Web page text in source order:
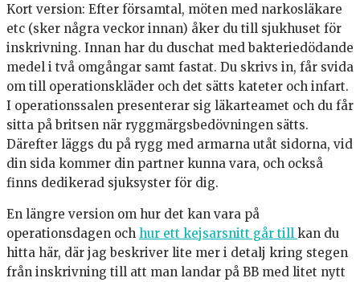
Kort version: Efter församtal, möten med narkosläkare
etc (sker några veckor innan) åker du till sjukhuset för
inskrivning. Innan har du duschat med bakteriedödande
medel i två omgångar samt fastat. Du skrivs in, får svida
om till operationskläder och det sätts kateter och infart.
I operationssalen presenterar sig läkarteamet och du får
sitta på britsen när ryggmärgsbedövningen sätts.
Därefter läggs du på rygg med armarna utåt sidorna, vid
din sida kommer din partner kunna vara, och också
finns dedikerad sjuksyster för dig.
En längre version om hur det kan vara på
operationsdagen och hur ett kejsarsnitt går till kan du
hitta här, där jag beskriver lite mer i detalj kring stegen
från inskrivning till att man landar på BB med litet nytt